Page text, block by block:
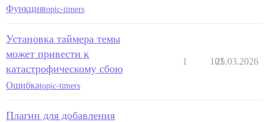
Функцияtopic-timers
Установка таймера темы
может привести к
катастрофическому сбою
Ошибкаtopic-timers
1 101
25.03.2026
Плагин для добавления